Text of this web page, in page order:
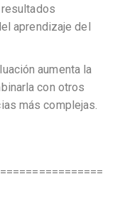
aprendizaje del
aumenta la
con otros
más complejas.